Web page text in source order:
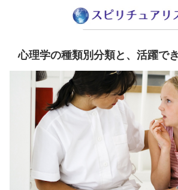
心理学の種類別分類と、活躍で